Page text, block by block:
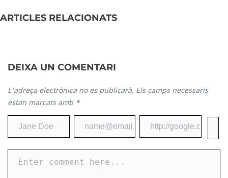
ARTICLES RELACIONATS
DEIXA UN COMENTARI
L'adreça electrònica no es publicarà. Els camps necessaris
estan marcats amb *